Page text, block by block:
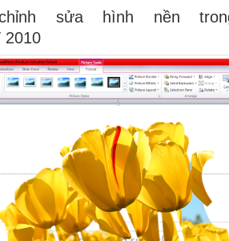
sửa hình nền
2010